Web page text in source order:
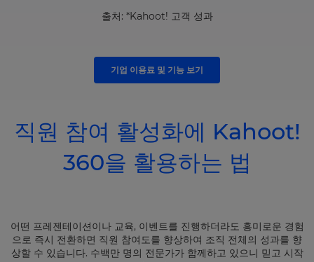
출처: *Kahoot! 고객 성과
기업 이용료 및 기능 보기
직원 참여 활성화에 Kahoot!
360을 활용하는 법
어떤 프레젠테이션이나 교육, 이벤트를 진행하더라도 흥미로운 경험
으로 즉시 전환하면 직원 참여도를 향상하여 조직 전체의 성과를 향
상할 수 있습니다. 수백만 명의 전문가가 함께하고 있으니 믿고 시작